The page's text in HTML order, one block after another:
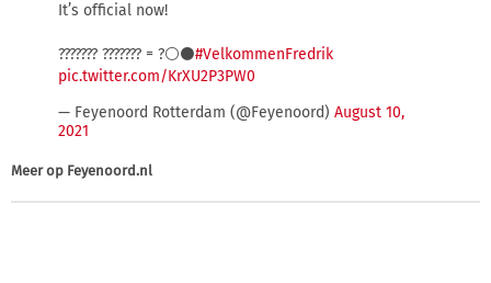
It’s official now!
??????? ??????? = ?⚪⚫#VelkommenFredrik
pic.twitter.com/KrXU2P3PW0
— Feyenoord Rotterdam (@Feyenoord) August 10,
2021
Meer op Feyenoord.nl